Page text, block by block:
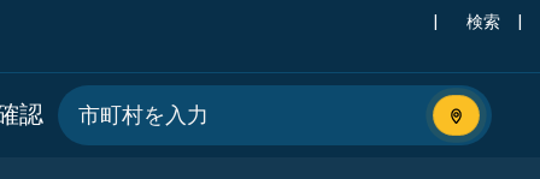
| |
認 現在地を